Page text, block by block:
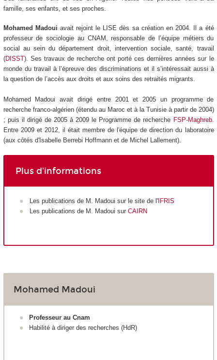
famille, ses enfants, et ses proches.
Mohamed Madoui avait rejoint le LISE dès sa création en 2004. Il a été
professeur de sociologie au CNAM, responsable de l’équipe métiers du
social au sein du département droit, intervention sociale, santé, travail
(DISST). Ses travaux de recherche ont porté ces dernières années sur le
monde du travail à l’épreuve des discriminations et il s’intéressait aussi à
la question de l’accès aux droits et aux soins des retraités migrants.
Mohamed Madoui avait dirigé entre 2001 et 2005 un programme de
recherche franco-algérien (étendu au Maroc et à la Tunisie à partir de 2004)
; puis il dirigé de 2005 à 2009 le Programme de recherche FSP-Maghreb.
Entre 2009 et 2012, il était membre de l'équipe de direction du laboratoire
(aux côtés d'Isabelle Berrebi Hoffmann et de Michel Lallement).
Plus d'informations
Les publications de M. Madoui sur le site de l'IFRIS
Les publications de M. Madoui sur CAIRN
Mohamed Madoui
Professeur au Cnam
Habilité à diriger des recherches (HdR)